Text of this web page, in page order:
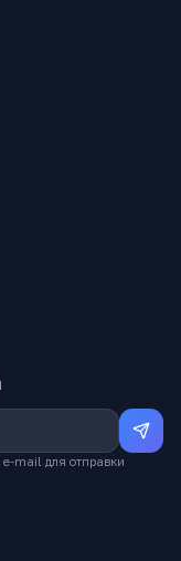
mail для отправки